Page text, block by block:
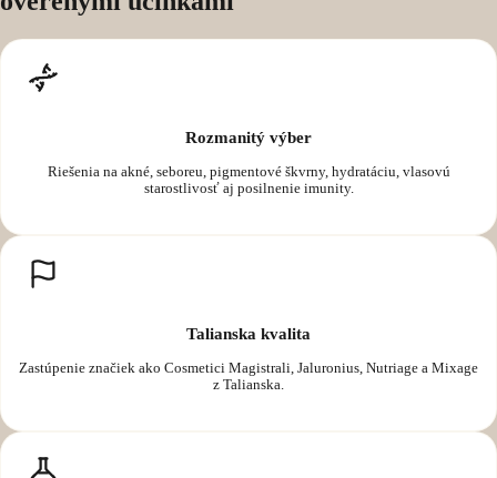
Rozmanitý výber
Riešenia na akné, seboreu, pigmentové škvrny, hydratáciu, vlasovú
starostlivosť aj posilnenie imunity.
Talianska kvalita
Zastúpenie značiek ako Cosmetici Magistrali, Jaluronius, Nutriage a Mixage
z Talianska.